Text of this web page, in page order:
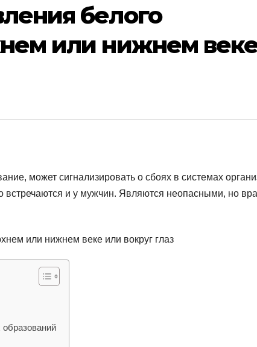
белого
или нижнем
может сигнализировать о сбоях в системах
встречаются и у мужчин. Являются неопасными, но